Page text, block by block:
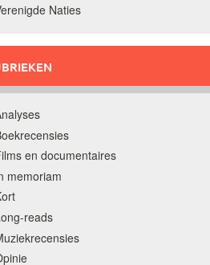
Naties
en documentaires
memoriam
reads